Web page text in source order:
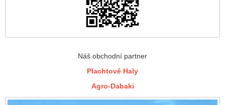
Náš obchodní partner
Plachtové Haly
Agro-Dabaki